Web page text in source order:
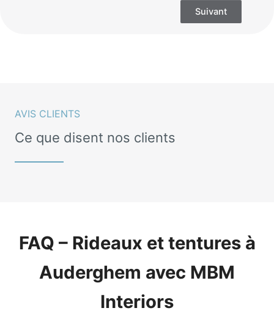
Suivant
AVIS CLIENTS
Ce que disent nos clients
FAQ – Rideaux et tentures à
Auderghem avec MBM
Interiors